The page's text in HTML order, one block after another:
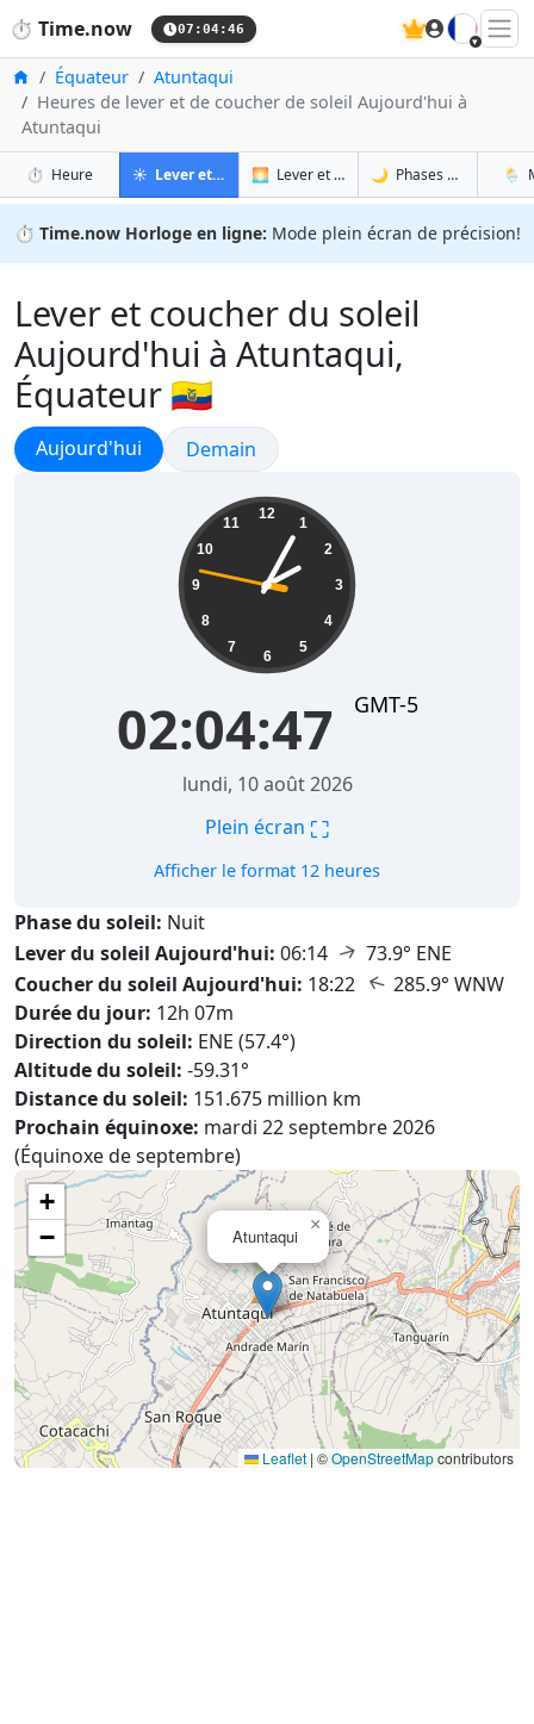
⏱️ Time.now 07:04:48 🇫🇷
Accueil
Équateur
Atuntaqui
Heures de lever et de coucher de soleil Aujourd'hui à
Atuntaqui
⏱️ Heureà Atuntaqui
☀️ Lever et coucher du soleil à Atuntaqui
🌅 Lever et coucher du soleil demain à
🌙 Phases de la Lune à
🌦️
⏱️ Time.now Horloge en ligne: Mode plein écran de précision!
Lever et coucher du soleil
Aujourd'hui à Atuntaqui,
Équateur 🇪🇨
Lever et coucher du soleil
Aujourd'hui Lever et coucher du soleil
Demain
12
1
2
3
4
5
6
7
8
9
10
11
02:04:48 GMT-5
lundi, 10 août 2026
Plein écran ⛶
Afficher le format 12 heures
Phase du soleil: Nuit
Lever du soleil Aujourd'hui: 06:14 ↑ 73.9° ENE
Coucher du soleil Aujourd'hui: 18:22 ↑ 285.9° WNW
Durée du jour: 12h 07m
Direction du soleil: ENE (57.4°)
Altitude du soleil: -59.31°
Distance du soleil: 151.675 million km
Prochain équinoxe: mardi 22 septembre 2026
(Équinoxe de septembre)
Atuntaqui
×
+
−
Leaflet | ©OpenStreetMapcontributors